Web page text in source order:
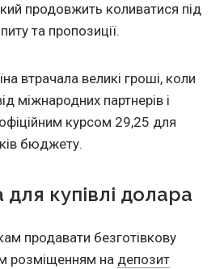
продовжить коливатися під
та пропозиції.
втрачала великі гроші, коли
міжнародних партнерів і
курсом 29,25 для
бюджету.
купівлі долара
продавати безготівкову
розміщенням на депозит